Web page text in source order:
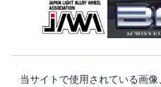
当サイトで使用されている画